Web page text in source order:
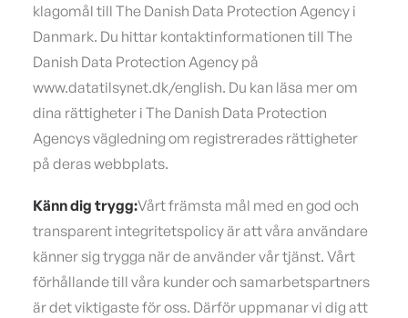
klagomål till The Danish Data Protection Agency i
Danmark. Du hittar kontaktinformationen till The
Danish Data Protection Agency på
www.datatilsynet.dk/english. Du kan läsa mer om
dina rättigheter i The Danish Data Protection
Agencys vägledning om registrerades rättigheter
på deras webbplats.
Känn dig trygg:Vårt främsta mål med en god och
transparent integritetspolicy är att våra användare
känner sig trygga när de använder vår tjänst. Vårt
förhållande till våra kunder och samarbetspartners
är det viktigaste för oss. Därför uppmanar vi dig att